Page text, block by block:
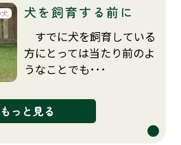
犬 犬を飼育する前に
すでに犬を飼育している
方にとっては当たり前のよ
うなことでも･･･
もっと見る